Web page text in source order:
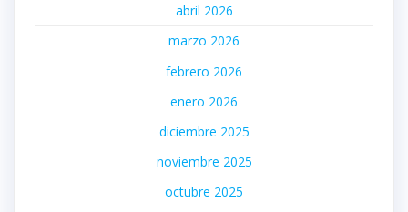
abril 2026
marzo 2026
febrero 2026
enero 2026
diciembre 2025
noviembre 2025
octubre 2025